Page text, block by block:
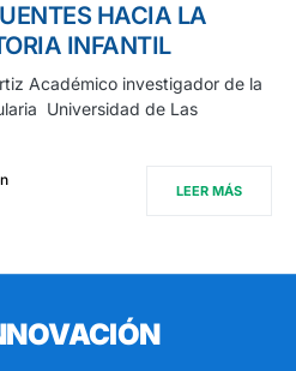
HACIA LA
INFANTIL
Académico investigador de la
Universidad de Las
LEER MÁS